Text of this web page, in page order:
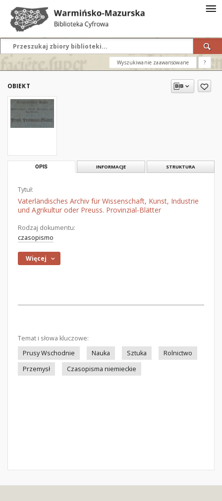
Wyszukiwanie zaawansowane ?
OBIEKT
OPIS INFORMACJE STRUKTURA
Tytuł:
Vaterländisches Archiv für Wissenschaft, Kunst, Industrie
und Agrikultur oder Preuss. Provinzial-Blätter
Rodzaj dokumentu:
czasopismo
Więcej
Temat i słowa kluczowe:
Prusy Wschodnie
Nauka Sztuka
Rolnictwo
Przemysł
Czasopisma niemieckie